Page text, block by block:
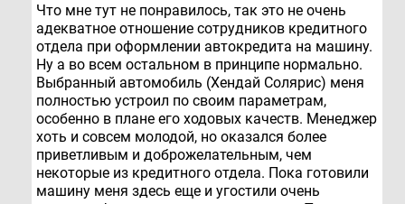
Что мне тут не понравилось, так это не очень
адекватное отношение сотрудников кредитного
отдела при оформлении автокредита на машину.
Ну а во всем остальном в принципе нормально.
Выбранный автомобиль (Хендай Солярис) меня
полностью устроил по своим параметрам,
особенно в плане его ходовых качеств. Менеджер
хоть и совсем молодой, но оказался более
приветливым и доброжелательным, чем
некоторые из кредитного отдела. Пока готовили
машину меня здесь еще и угостили очень